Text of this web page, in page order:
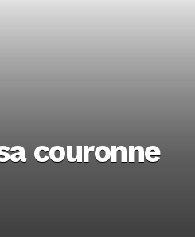
couronne